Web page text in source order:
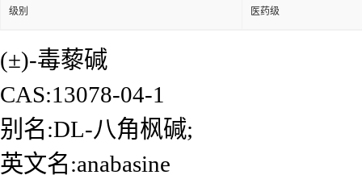
级别 医药级
(±)-毒藜碱
CAS:13078-04-1
别名:DL-八角枫碱;
英文名:anabasine